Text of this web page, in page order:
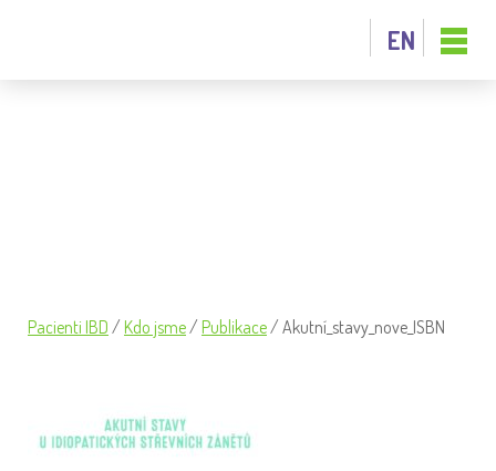
EN
Pacienti IBD / Kdo jsme/ Publikace/ Akutní_stavy_nove_ISBN